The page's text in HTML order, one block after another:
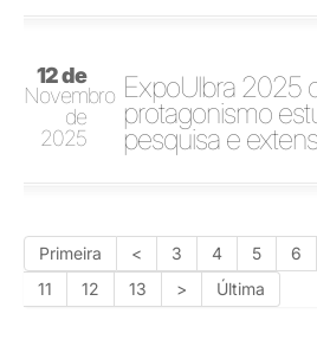
12 de
Novembro
de
2025
ExpoUlbra 2025
protagonismo
pesquisa e
Primeira < 3 4 5 6
11
12 13 > Última